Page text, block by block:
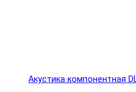
Акустика компонентная